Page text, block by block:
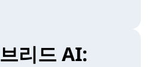
리드 AI: